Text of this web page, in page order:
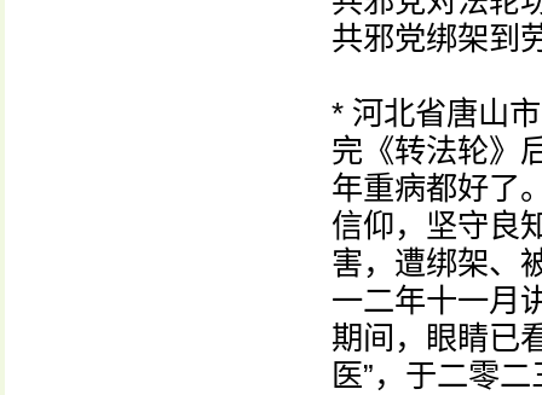
共邪党绑架到
* 河北省唐山
完《转法轮》
年重病都好了
信仰，坚守良
害，遭绑架、
一二年十一月
期间，眼睛已
医”，于二零